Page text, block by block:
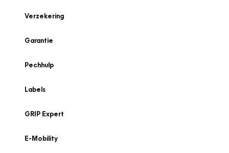
Verzekering
Garantie
Pechhulp
Labels
GRIP Expert
E-Mobility